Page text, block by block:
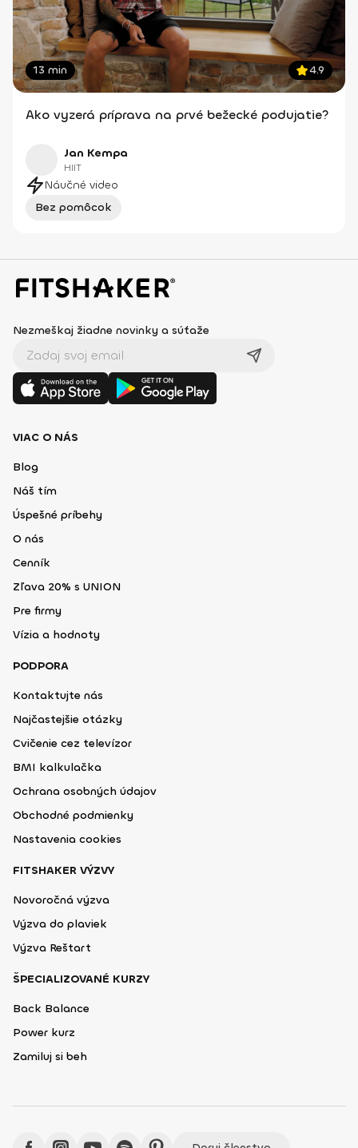
13 min 4.9
Ako vyzerá príprava na prvé bežecké podujatie?
Jan Kempa
HIIT
Náučné video
Bez pomôcok
Nezmeškaj žiadne novinky a súťaže
VIAC O NÁS
Blog
Náš tím
Úspešné príbehy
O nás
Cenník
Zľava 20% s UNION
Pre firmy
Vízia a hodnoty
PODPORA
Kontaktujte nás
Najčastejšie otázky
Cvičenie cez televízor
BMI kalkulačka
Ochrana osobných údajov
Obchodné podmienky
Nastavenia cookies
FITSHAKER VÝZVY
Novoročná výzva
Výzva do plaviek
Výzva Reštart
ŠPECIALIZOVANÉ KURZY
Back Balance
Power kurz
Zamiluj si beh